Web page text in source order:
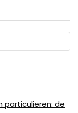
particulieren: de